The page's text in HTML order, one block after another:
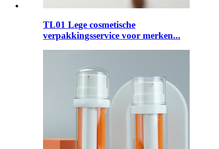
TL01 Lege cosmetische
verpakkingsservice voor merken...